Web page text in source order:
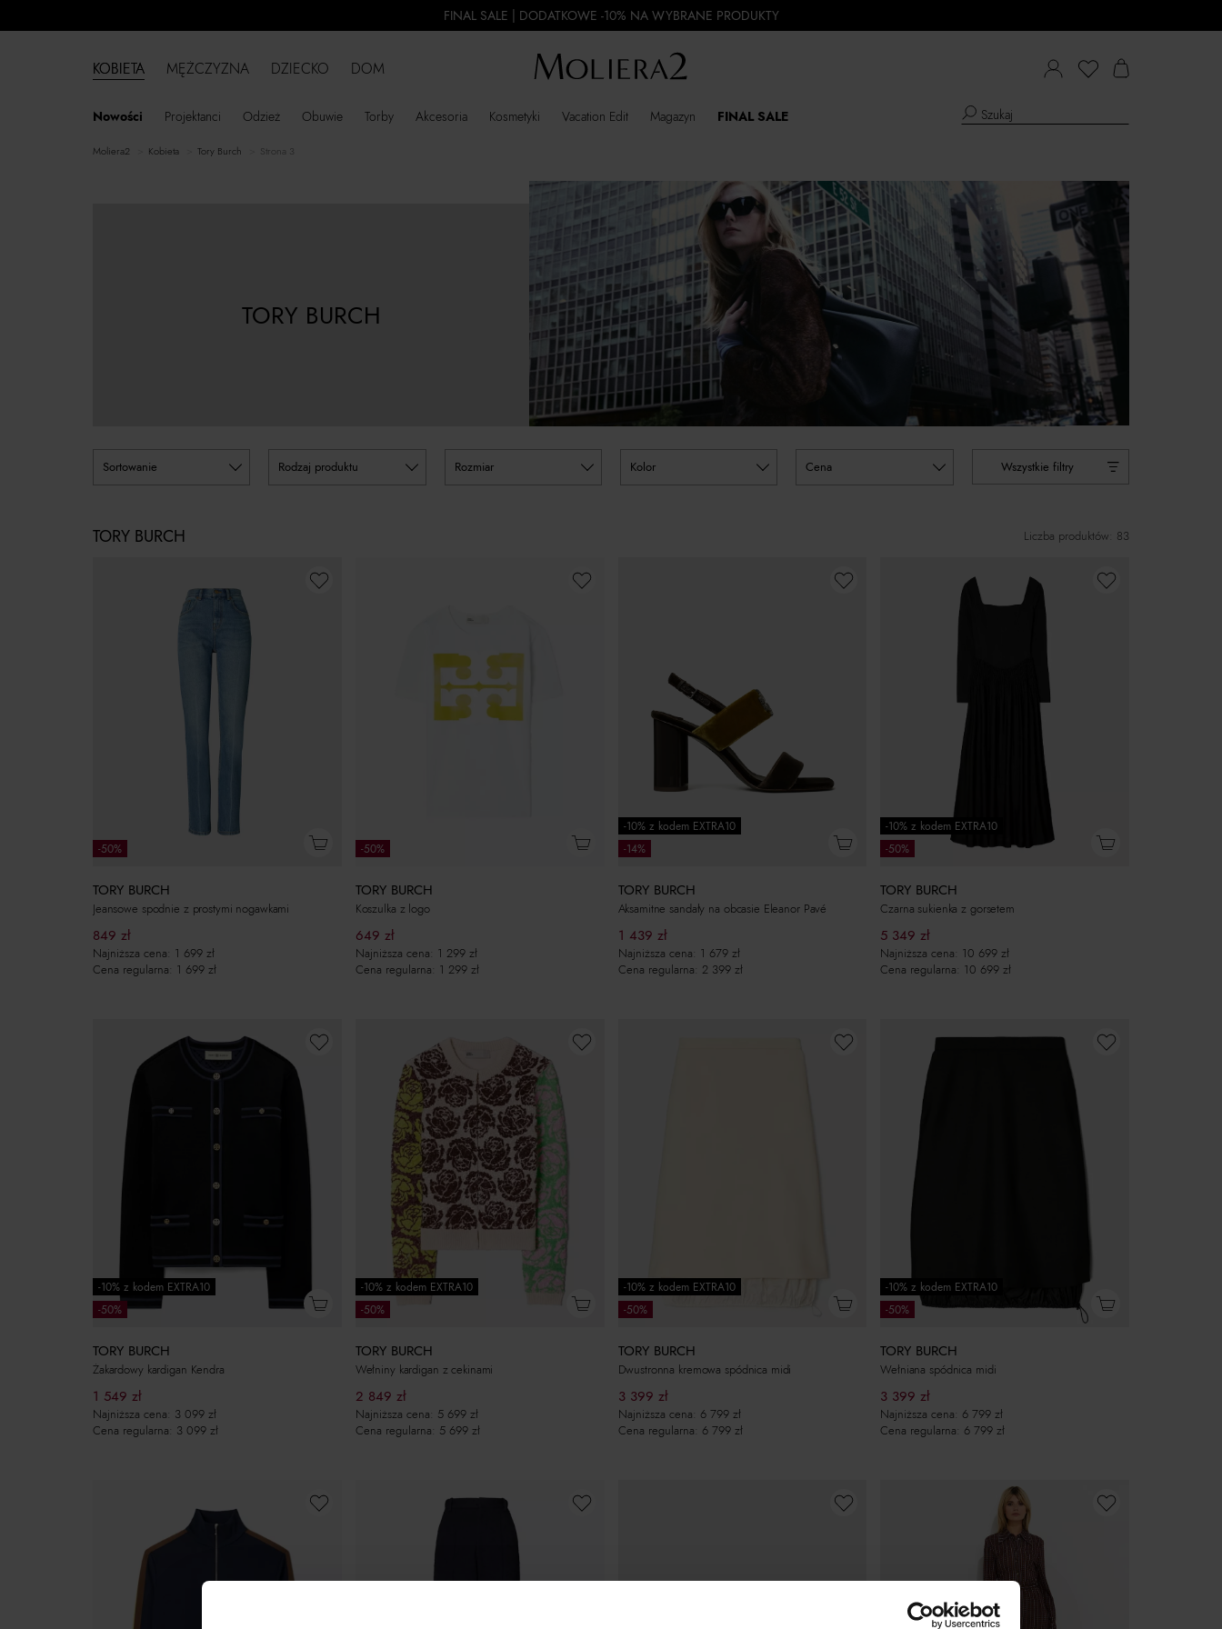
FINAL SALE | DODATKOWE -10% NA WYBRANE PRODUKTY
KOBIETA
Nowości Projektanci Odzież Obuwie Torby Akcesoria Kosmetyki Vacation Edit Magazyn FINAL SALE
MĘŻCZYZNA DZIECKO DOM
moliera2 kobieta Tory Burch Strona 3
TORY BURCH
sortowanie rodzaj produktu rozmiar kolor cena Wszystkie filtry
Liczba produktów: 83
TORY BURCH
-50%
TORY BURCH
Jeansowe spodnie z prostymi nogawkami
849 zł
Najniższa cena: 1 699 zł
Cena regularna: 1 699 zł
-50%
TORY BURCH
Koszulka z logo
649 zł
Najniższa cena: 1 299 zł
Cena regularna: 1 299 zł
-10% z kodem EXTRA10
-14%
TORY BURCH
Aksamitne sandały na obcasie Eleanor Pavé
1 439 zł
Najniższa cena: 1 679 zł
Cena regularna: 2 399 zł
-10% z kodem EXTRA10
-50%
TORY BURCH
Czarna sukienka z gorsetem
5 349zł
Najniższa cena: 10 699zł
Cena regularna: 10 699zł
-10% z kodem EXTRA10
-50%
TORY BURCH
Żakardowy kardigan Kendra
1 549 zł
Najniższa cena: 3 099 zł
Cena regularna: 3 099 zł
-10% z kodem EXTRA10
-50%
TORY BURCH
Wełniny kardigan z cekinami
2 849 zł
Najniższa cena: 5 699 zł
Cena regularna: 5 699 zł
-10% z kodem EXTRA10
-50%
TORY BURCH
Dwustronna kremowa spódnica midi
3 399 zł
Najniższa cena: 6 799 zł
Cena regularna: 6 799 zł
-10% z kodem EXTRA10
-50%
TORY BURCH
Wełniana spódnica midi
3 399zł
Najniższa cena: 6 799zł
Cena regularna: 6 799zł